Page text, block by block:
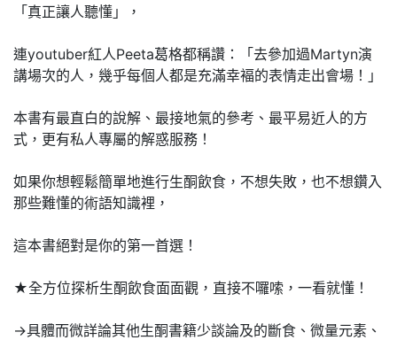
「真正讓人聽懂」，
連youtuber紅人Peeta葛格都稱讚：「去參加過Martyn演
講場次的人，幾乎每個人都是充滿幸褔的表情走出會場！」
本書有最直白的說解、最接地氣的參考、最平易近人的方
式，更有私人專屬的解惑服務！
如果你想輕鬆簡單地進行生酮飲食，不想失敗，也不想鑽入
那些難懂的術語知識裡，
這本書絕對是你的第一首選！
★全方位探析生酮飲食面面觀，直接不囉嗦，一看就懂！
→具體而微詳論其他生酮書籍少談論及的斷食、微量元素、